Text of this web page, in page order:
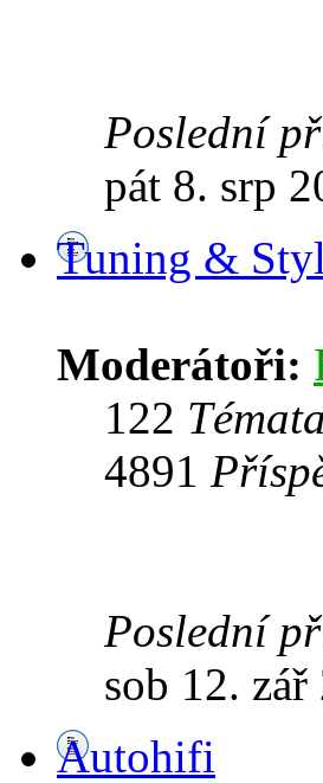
Poslední
pát 8. srp
Tuning &
Moderátoři:
122 Témata
4891
Poslední
sob 12.
Autohifi